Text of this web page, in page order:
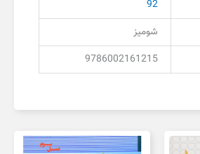
92
شومیز
9786002161215